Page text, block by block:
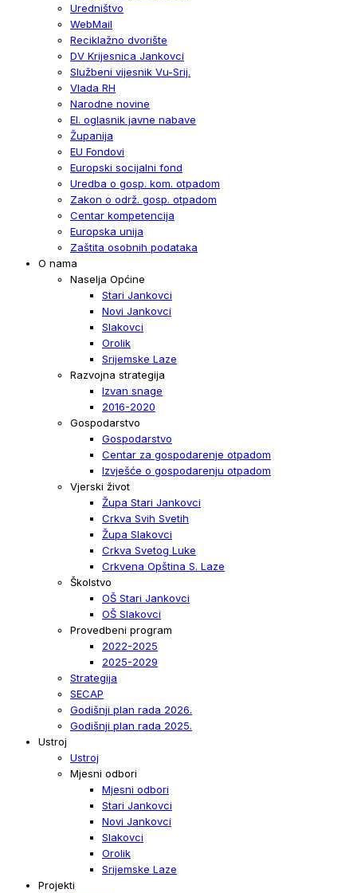
Uredništvo
WebMail
Reciklažno dvorište
DV Krijesnica Jankovci
Službeni vijesnik Vu-Srij.
Vlada RH
Narodne novine
El. oglasnik javne nabave
Županija
EU Fondovi
Europski socijalni fond
Uredba o gosp. kom. otpadom
Zakon o održ. gosp. otpadom
Centar kompetencija
Europska unija
Zaštita osobnih podataka
O nama
Naselja Općine
Stari Jankovci
Novi Jankovci
Slakovci
Orolik
Srijemske Laze
Razvojna strategija
Izvan snage
2016-2020
Gospodarstvo
Gospodarstvo
Centar za gospodarenje otpadom
Izvješće o gospodarenju otpadom
Vjerski život
Župa Stari Jankovci
Crkva Svih Svetih
Župa Slakovci
Crkva Svetog Luke
Crkvena Opština S. Laze
Školstvo
OŠ Stari Jankovci
OŠ Slakovci
Provedbeni program
2022-2025
2025-2029
Strategija
SECAP
Godišnji plan rada 2026.
Godišnji plan rada 2025.
Ustroj
Ustroj
Mjesni odbori
Mjesni odbori
Stari Jankovci
Novi Jankovci
Slakovci
Orolik
Srijemske Laze
Projekti